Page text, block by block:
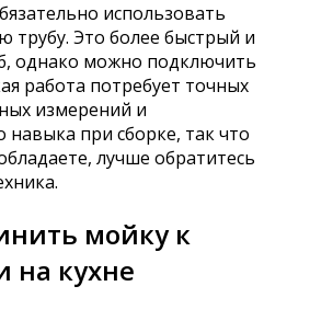
использовать
трубу. Это более быстрый и
однако можно подключить
работа потребует точных
измерений и
навыка при сборке, так что
лучше обратитесь
мойку к
на кухне